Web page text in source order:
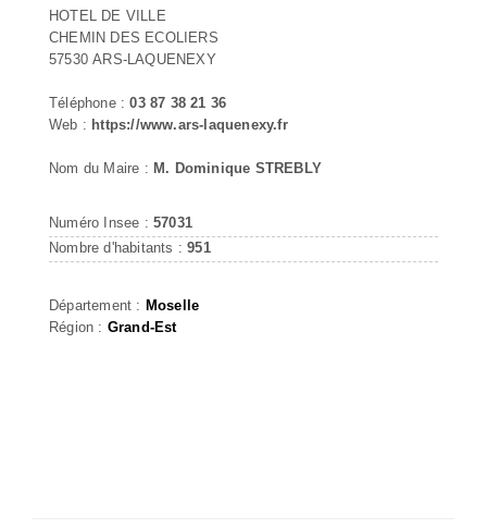
HOTEL DE VILLE
CHEMIN DES ECOLIERS
57530 ARS-LAQUENEXY
Téléphone :03 87 38 21 36
Web : https://www.ars-laquenexy.fr
Nom du Maire : M. Dominique STREBLY
Numéro Insee : 57031
Nombre d'habitants :951
Département : Moselle
Région : Grand-Est